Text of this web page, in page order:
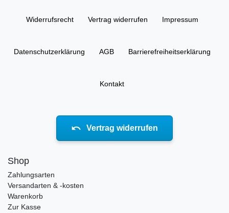
Widerrufs­recht Vertrag widerrufen Impressum
Daten­schutz­erklärung AGB Barrierefreiheitserklärung
Kontakt
Vertrag widerrufen
Shop
Zahlungsarten
Versandarten & -kosten
Warenkorb
Zur Kasse